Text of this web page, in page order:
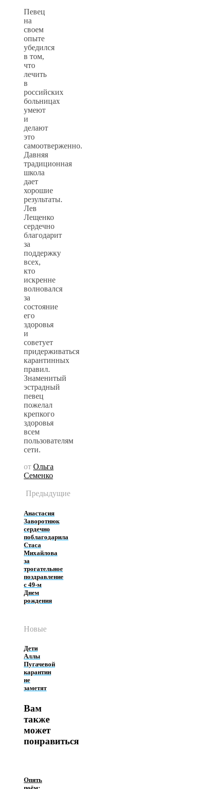
Певец
на
своем
опыте
убедился
в том,
что
лечить
в
российских
больницах
умеют
и
делают
это
самоотверженно.
Давняя
традиционная
школа
дает
хорошие
результаты.
Лев
Лещенко
сердечно
благодарит
за
поддержку
всех,
кто
искренне
волновался
за
состояние
его
здоровья
и
советует
придерживаться
карантинных
правил.
Знаменитый
эстрадный
певец
пожелал
крепкого
здоровья
всем
пользователям
сети.
от Ольга
Семенко
Предыдущие
Анастасия
Заворотнюк
сердечно
поблагодарила
Стаса
Михайлова
за
трогательное
поздравление
с 49-м
Днем
рождения
Новые
Дети
Аллы
Пугачевой
карантин
не
заметят
Вам
также
может
понравиться
Опять